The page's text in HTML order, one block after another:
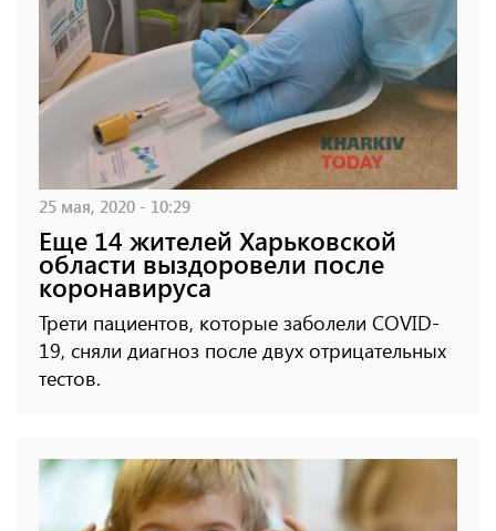
25 мая, 2020 - 10:29
Еще 14 жителей Харьковской
области выздоровели после
коронавируса
Трети пациентов, которые заболели COVID-
19, сняли диагноз после двух отрицательных
тестов.